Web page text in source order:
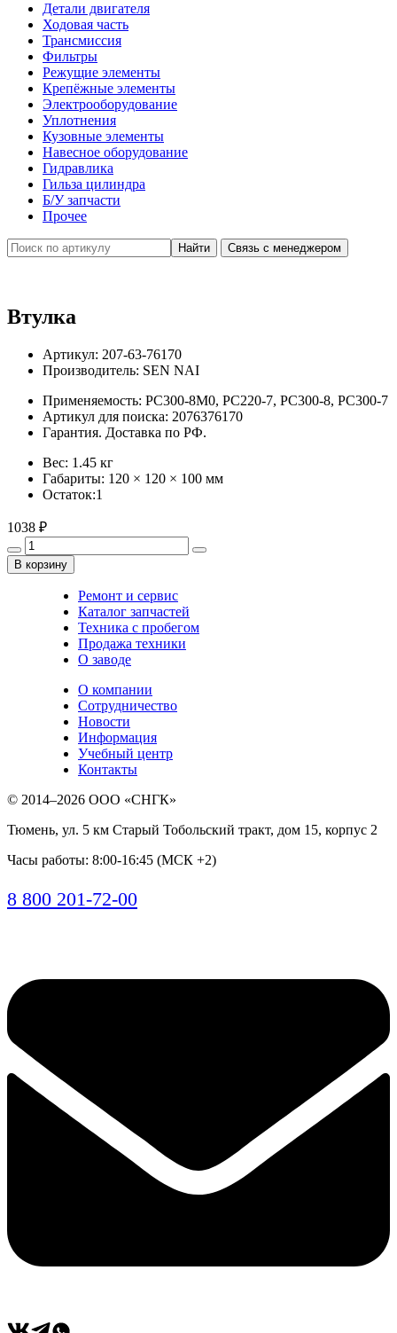
Детали двигателя
Ходовая часть
Трансмиссия
Фильтры
Режущие элементы
Крепёжные элементы
Электрооборудование
Уплотнения
Кузовные элементы
Навесное оборудование
Гидравлика
Гильза цилиндра
Б/У запчасти
Прочее
Связь с менеджером
Втулка
Артикул: 207-63-76170
Производитель: SEN NAI
Применяемость: PC300-8M0, PC220-7, PC300-8, PC300-7
Артикул для поиска: 2076376170
Гарантия. Доставка по РФ.
Вес: 1.45 кг
Габариты: 120 × 120 × 100 мм
Остаток:1
1038 ₽
В корзину
Ремонт и сервис
Каталог запчастей
Техника с пробегом
Продажа техники
О заводе
О компании
Сотрудничество
Новости
Информация
Учебный центр
Контакты
© 2014–2026 ООО «СНГК»
Тюмень, ул. 5 км Старый Тобольский тракт, дом 15, корпус 2
Часы работы: 8:00-16:45 (МСК +2)
8 800 201-72-00